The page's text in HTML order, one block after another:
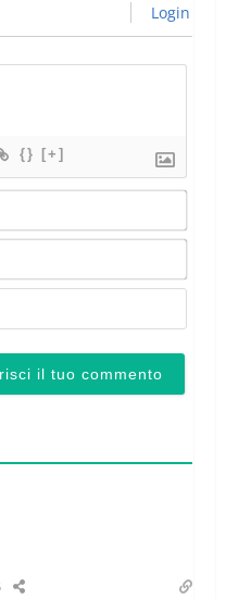
Login
{} [+]